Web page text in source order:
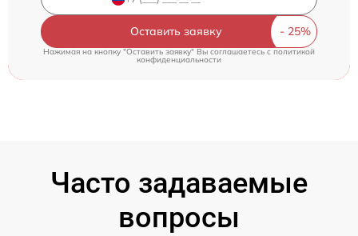
Оставить заявку
Нажимая на кнопку "Оставить заявку" Вы соглашаетесь c политикой
конфиденциальности
Часто задаваемые
вопросы